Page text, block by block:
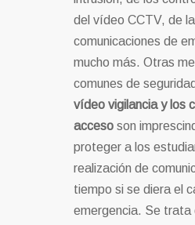
del vídeo CCTV, de
comunicaciones de
mucho más. Otras
comunes de
vídeo vigilancia y los
acceso son
proteger a los
realización de
tiempo si se diera el
emergencia. Se trata